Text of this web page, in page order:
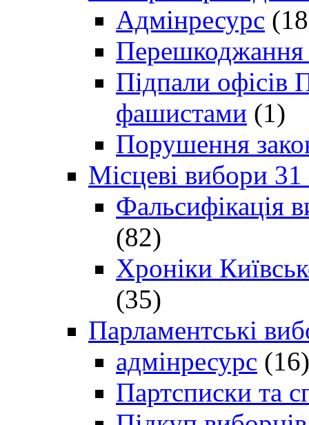
Адмінресурс
Перешкоджання
Підпали офісів
фашистами (1)
Порушення
Місцеві вибори
Фальсифікація
(82)
Хроніки
(35)
Парламентські
адмінресурс (16)
Партсписки та